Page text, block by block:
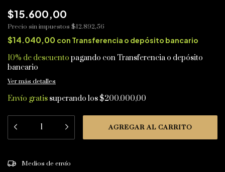
$15.600,00
Precio sin impuestos $12.892,56
$14.040,00 con Transferencia o depósito bancario
10% de descuento pagando con Transferencia o depósito
bancario
Ver más detalles
Envío gratis superando los $200.000,00
Entregas para el CP:
Medios de envío